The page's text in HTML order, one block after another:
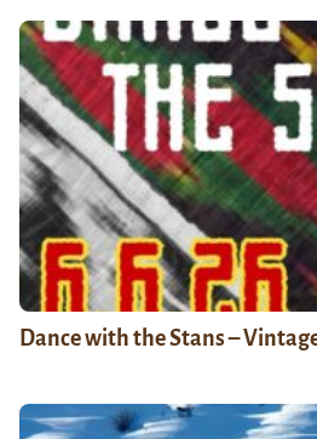
Dance with the Stans –